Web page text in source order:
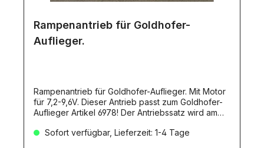
Rampenantrieb für Goldhofer-
Auflieger.
Rampenantrieb für Goldhofer-Auflieger. Mit Motor
für 7,2-9,6V. Dieser Antrieb passt zum Goldhofer-
Auflieger Artikel 6978! Der Antriebssatz wird am
Getriebemotor die Rampen. Die obere und untere
Sofort verfügbar, Lieferzeit: 1-4 Tage